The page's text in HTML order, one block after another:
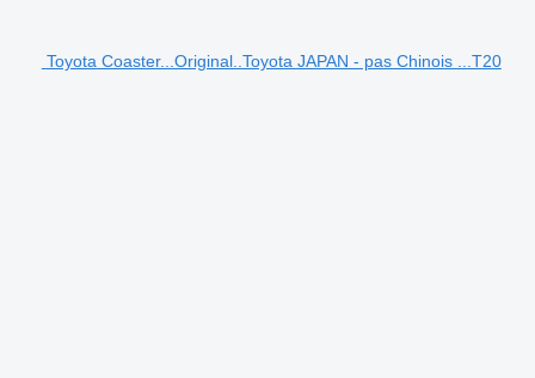
Toyota Coaster...Original..Toyota JAPAN - pas Chinois ...T20